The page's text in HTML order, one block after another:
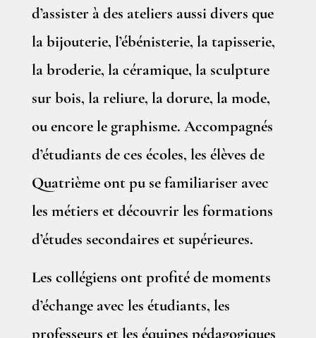
d’assister à des ateliers aussi divers que
la bijouterie, l’ébénisterie, la tapisserie,
la broderie, la céramique, la sculpture
sur bois, la reliure, la dorure, la mode,
ou encore le graphisme. Accompagnés
d’étudiants de ces écoles, les élèves de
Quatrième ont pu se familiariser avec
les métiers et découvrir les formations
d’études secondaires et supérieures.
Les collégiens ont profité de moments
d’échange avec les étudiants, les